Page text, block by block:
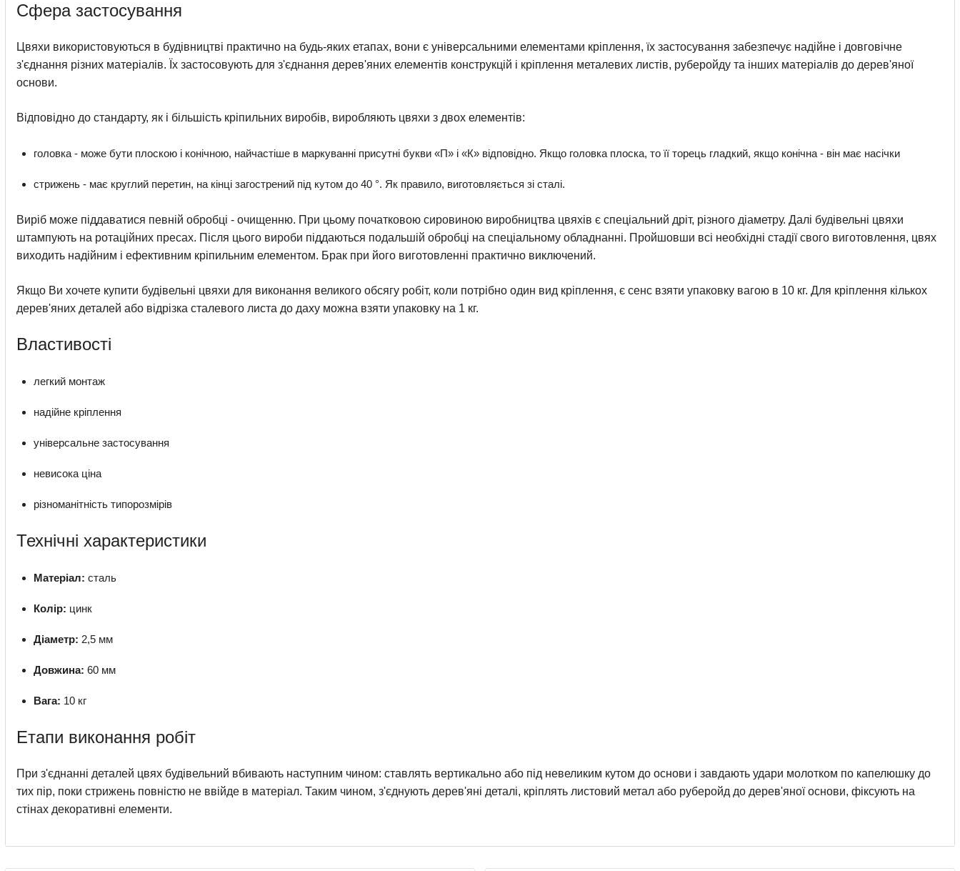
Сфера застосування
Цвяхи використовуються в будівництві практично на будь-яких етапах, вони є універсальними елементами кріплення, їх застосування забезпечує надійне і довговічне
з'єднання різних матеріалів. Їх застосовують для з'єднання дерев'яних елементів конструкцій і кріплення металевих листів, руберойду та інших матеріалів до дерев'яної
основи.
Відповідно до стандарту, як і більшість кріпильних виробів, виробляють цвяхи з двох елементів:
головка - може бути плоскою і конічною, найчастіше в маркуванні присутні букви «П» і «К» відповідно. Якщо головка плоска, то її торець гладкий, якщо конічна - він має насічки
стрижень - має круглий перетин, на кінці загострений під кутом до 40 °. Як правило, виготовляється зі сталі.
Виріб може піддаватися певній обробці - очищенню. При цьому початковою сировиною виробництва цвяхів є спеціальний дріт, різного діаметру. Далі будівельні цвяхи
штампують на ротаційних пресах. Після цього вироби піддаються подальшій обробці на спеціальному обладнанні. Пройшовши всі необхідні стадії свого виготовлення, цвях
виходить надійним і ефективним кріпильним елементом. Брак при його виготовленні практично виключений.
Якщо Ви хочете купити будівельні цвяхи для виконання великого обсягу робіт, коли потрібно один вид кріплення, є сенс взяти упаковку вагою в 10 кг. Для кріплення кількох
дерев'яних деталей або відрізка сталевого листа до даху можна взяти упаковку на 1 кг.
Властивості
легкий монтаж
надійне кріплення
універсальне застосування
невисока ціна
різноманітність типорозмірів
Технічні характеристики
Матеріал: сталь
Колір: цинк
Діаметр: 2,5 мм
Довжина: 60 мм
Вага: 10 кг
Етапи виконання робіт
При з'єднанні деталей цвях будівельний вбивають наступним чином: ставлять вертикально або під невеликим кутом до основи і завдають удари молотком по капелюшку до
тих пір, поки стрижень повністю не ввійде в матеріал. Таким чином, з'єднують дерев'яні деталі, кріплять листовий метал або руберойд до дерев'яної основи, фіксують на
стінах декоративні елементи.